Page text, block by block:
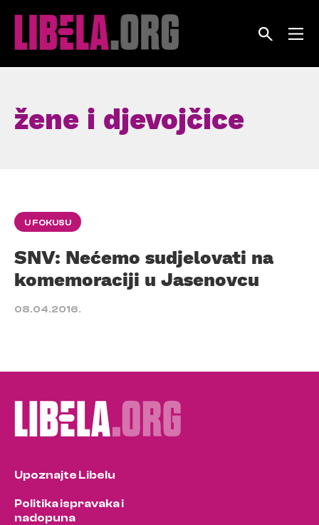
žene i djevojčice
U FOKUSU
SNV: Nećemo sudjelovati na
komemoraciji u Jasenovcu
08.04.2016.
Upoznajte Libelu
Politika ispravaka i
nadopuna